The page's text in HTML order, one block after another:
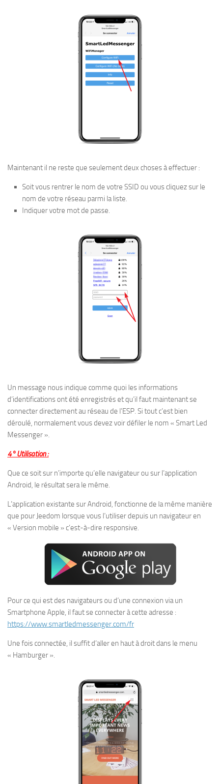
Maintenant il ne reste que seulement deux choses à effectuer :
Soit vous rentrer le nom de votre SSID ou vous cliquez sur le
nom de votre réseau parmi la liste.
Indiquer votre mot de passe.
Un message nous indique comme quoi les informations
d’identifications ont été enregistrés et qu’il faut maintenant se
connecter directement au réseau de l’ESP. Si tout c’est bien
déroulé, normalement vous devez voir défiler le nom « Smart Led
Messenger ».
4° Utilisation :
Que ce soit sur n’importe qu’elle navigateur ou sur l’application
Android, le résultat sera le même.
L’application existante sur Android, fonctionne de la même manière
que pour Jeedom lorsque vous l’utiliser depuis un navigateur en
« Version mobile » c’est-à-dire responsive.
Pour ce qui est des navigateurs ou d’une connexion via un
Smartphone Apple, il faut se connecter à cette adresse :
https://www.smartledmessenger.com/fr
Une fois connectée, il suffit d’aller en haut à droit dans le menu
« Hamburger ».